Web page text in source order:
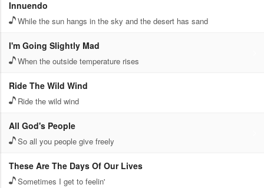
Innuendo
While the sun hangs in the sky and the desert has sand
I'm Going Slightly Mad
When the outside temperature rises
Ride The Wild Wind
Ride the wild wind
All God's People
So all you people give freely
These Are The Days Of Our Lives
Sometimes I get to feelin'